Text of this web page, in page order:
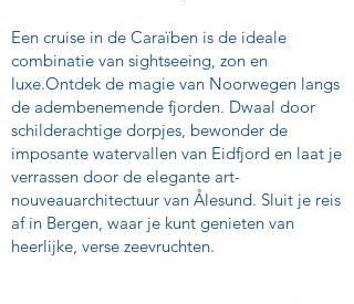
Een cruise in de Caraïben is de ideale
combinatie van sightseeing, zon en
luxe.Ontdek de magie van Noorwegen langs
de adembenemende fjorden. Dwaal door
schilderachtige dorpjes, bewonder de
imposante watervallen van Eidfjord en laat je
verrassen door de elegante art-
nouveauarchitectuur van Ålesund. Sluit je reis
af in Bergen, waar je kunt genieten van
heerlijke, verse zeevruchten.